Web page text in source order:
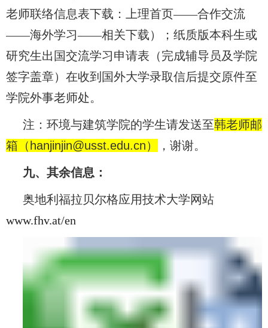
老师联络信息表下载：上理首页——合作交流
——海外学习——相关下载）；纸质版本科生或
研究生出国交流学习申请表（完成辅导员及学院
签字盖章）在收到国外大学录取信后提交原件至
学院外事老师处。
注：环境与建筑学院的学生请发送至韩老师邮
箱（ hanjinjin@usst.edu.cn） ，谢谢。
九、其余信息：
奥地利福拉贝尔格应用技术大学网站
www.fhv.at/en